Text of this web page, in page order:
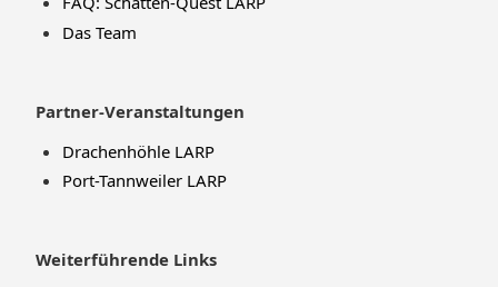
Das Team
Partner-Veranstaltungen
Drachenhöhle LARP
Port-Tannweiler LARP
Weiterführende Links